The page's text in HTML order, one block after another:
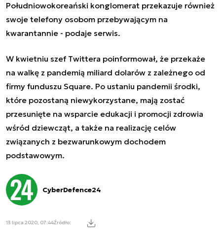
Południowokoreański konglomerat przekazuje również
swoje telefony osobom przebywającym na
kwarantannie - podaje serwis.
W kwietniu szef Twittera poinformował, że przekaże
na walkę z pandemią miliard dolarów z zależnego od
firmy funduszu Square. Po ustaniu pandemii środki,
które pozostaną niewykorzystane, mają zostać
przesunięte na wsparcie edukacji i promocji zdrowia
wśród dziewcząt, a także na realizację celów
związanych z bezwarunkowym dochodem
podstawowym.
CyberDefence24
13 lipca 2020, 07:44Źródło: